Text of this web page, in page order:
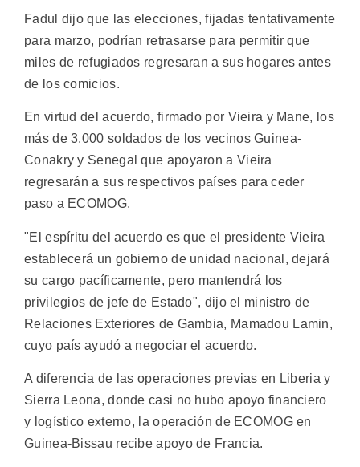
Fadul dijo que las elecciones, fijadas tentativamente
para marzo, podrían retrasarse para permitir que
miles de refugiados regresaran a sus hogares antes
de los comicios.
En virtud del acuerdo, firmado por Vieira y Mane, los
más de 3.000 soldados de los vecinos Guinea-
Conakry y Senegal que apoyaron a Vieira
regresarán a sus respectivos países para ceder
paso a ECOMOG.
"El espíritu del acuerdo es que el presidente Vieira
establecerá un gobierno de unidad nacional, dejará
su cargo pacíficamente, pero mantendrá los
privilegios de jefe de Estado", dijo el ministro de
Relaciones Exteriores de Gambia, Mamadou Lamin,
cuyo país ayudó a negociar el acuerdo.
A diferencia de las operaciones previas en Liberia y
Sierra Leona, donde casi no hubo apoyo financiero
y logístico externo, la operación de ECOMOG en
Guinea-Bissau recibe apoyo de Francia.